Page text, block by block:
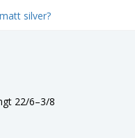
silver?
22/6–3/8